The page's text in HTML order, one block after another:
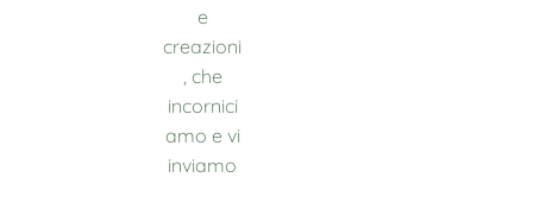
e
creazioni
, che
incornici
amo e vi
inviamo